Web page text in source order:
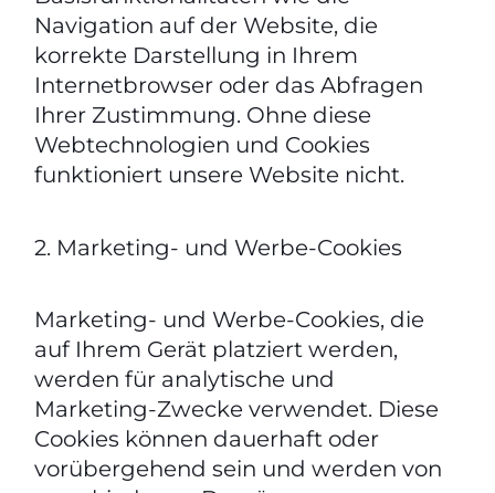
Navigation auf der Website, die
korrekte Darstellung in Ihrem
Internetbrowser oder das Abfragen
Ihrer Zustimmung. Ohne diese
Webtechnologien und Cookies
funktioniert unsere Website nicht.
2. Marketing- und Werbe-Cookies
Marketing- und Werbe-Cookies, die
auf Ihrem Gerät platziert werden,
werden für analytische und
Marketing-Zwecke verwendet. Diese
Cookies können dauerhaft oder
vorübergehend sein und werden von